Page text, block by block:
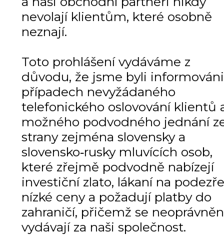
nevolají klientům, které osobně
neznají.
Toto prohlášení vydáváme z
důvodu, že jsme byli
případech nevyžádaného
telefonického oslovování klientů
možného podvodného jednání
strany zejména slovensky a
slovensko‑rusky mluvících osob,
které zřejmě podvodně nabízejí
investiční zlato, lákaní na
nízké ceny a požadují platby do
zahraničí, přičemž se
vydávají za naši společnost.